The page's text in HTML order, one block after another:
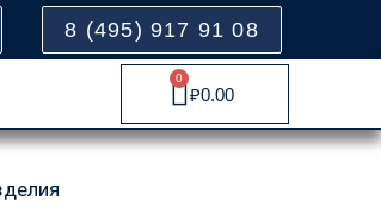
8 (495) 917 91 08
₽0.00
0
Cart